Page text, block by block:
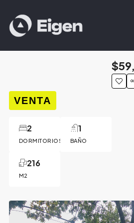
VENTA
DORMITORIOS
2
BAÑO
1
M2
216